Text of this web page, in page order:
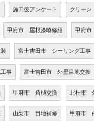
施工後アンケート クリー
甲府市 屋根漆喰修繕 甲府
富士吉田市 シーリング工事
事 富士吉田市 外壁目地交換
甲府市 角樋交換 北杜市
山梨市 目地補修 甲府市